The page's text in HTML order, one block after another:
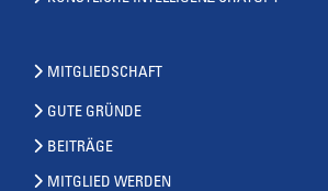
MITGLIEDSCHAFT
GUTE GRÜNDE
BEITRÄGE
MITGLIED WERDEN